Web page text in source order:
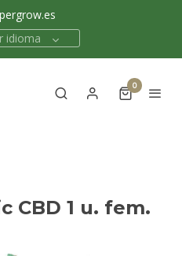
idioma
0
CBD 1 u. fem.